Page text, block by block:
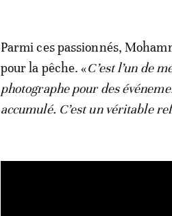
Parmi ces passionnés,
pour la pêche. «C’est l’un de
photographe pour des
accumulé. C’est un véritable